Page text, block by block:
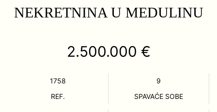
NEKRETNINA U MEDULINU
2.500.000 €
1758
REF.
9
SPAVAĆE SOBE